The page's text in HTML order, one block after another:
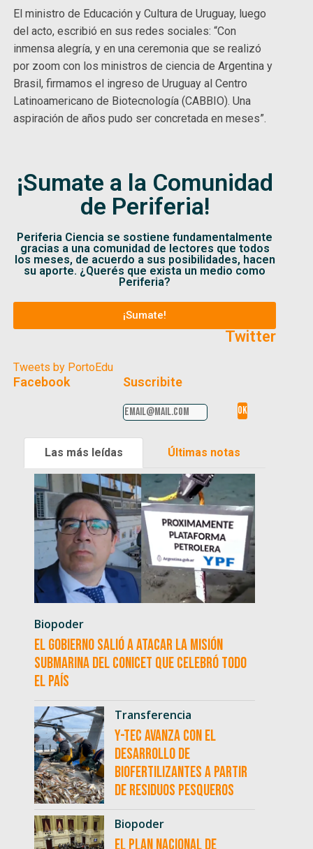
El ministro de Educación y Cultura de Uruguay, luego
del acto, escribió en sus redes sociales: “Con
inmensa alegría, y en una ceremonia que se realizó
por zoom con los ministros de ciencia de Argentina y
Brasil, firmamos el ingreso de Uruguay al Centro
Latinoamericano de Biotecnología (CABBIO). Una
aspiración de años pudo ser concretada en meses”.
¡Sumate a la Comunidad
de Periferia!
Periferia Ciencia se sostiene fundamentalmente
gracias a una comunidad de lectores que todos
los meses, de acuerdo a sus posibilidades, hacen
su aporte. ¿Querés que exista un medio como
Periferia?
¡Sumate!
Twitter
Tweets by PortoEdu
Facebook Suscribite
Las más leídas Últimas notas
Biopoder
El Gobierno salió a atacar la misión
submarina del CONICET que celebró todo
el país
Transferencia
Y-TEC avanza con el
desarrollo de
biofertilizantes a partir
de residuos pesqueros
Biopoder